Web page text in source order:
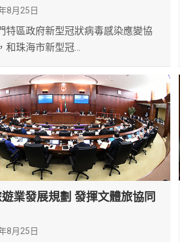
8月25日
區政府新型冠狀病毒感染應變協
和珠海市新型冠…
業發展規劃 發揮文體旅協同
8月25日